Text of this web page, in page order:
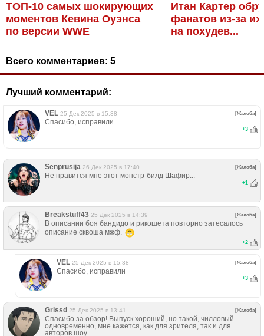
ТОП-10 самых шокирующих
моментов Кевина Оуэнса
по версии WWE
Итан Картер
фанатов из-за
на похудев...
Всего комментариев: 5
Лучший комментарий:
VЕL 25 Дек 2025 в 15:38 [Жалоба]
Спасибо, исправили
+3
Senprusija 26 Дек 2025 в 17:40 [Жалоба]
Не нравится мне этот монстр-билд Шафир...
+1
Breakstuff43 25 Дек 2025 в 14:39 [Жалоба]
В описании боя бандидо и рикошета повторно затесалось
описание сквоша мжф.
+2
VЕL 25 Дек 2025 в 15:38 [Жалоба]
Спасибо, исправили
+3
Grissd 25 Дек 2025 в 13:41 [Жалоба]
Спасибо за обзор! Выпуск хороший, но такой, чилловый
одновременно, мне кажется, как для зрителя, так и для
авторов шоу.